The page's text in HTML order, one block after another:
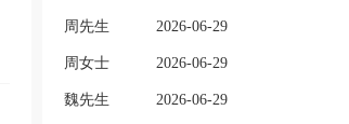
周先生 2026-06-29
周女士 2026-06-29
魏先生 2026-06-29